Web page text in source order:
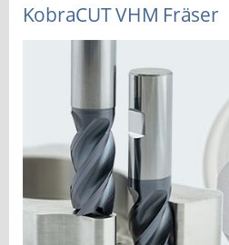
KobraCUT VHM Fräser